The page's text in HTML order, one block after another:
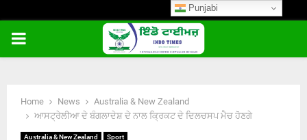
PRIMARY
Home News
Australia & New Zealand
ਆਸਟ੍ਰੇਲੀਆ ਦੇ ਬੰਗਲਾਦੇਸ਼ ਦੇ ਨਾਲ ਕ੍ਰਿਕਟ ਦੇ ਦਿਲਚਸਪ ਮੈਚ ਹੋਣਗੇ
Australia & New Zealand Sport
Punjabi